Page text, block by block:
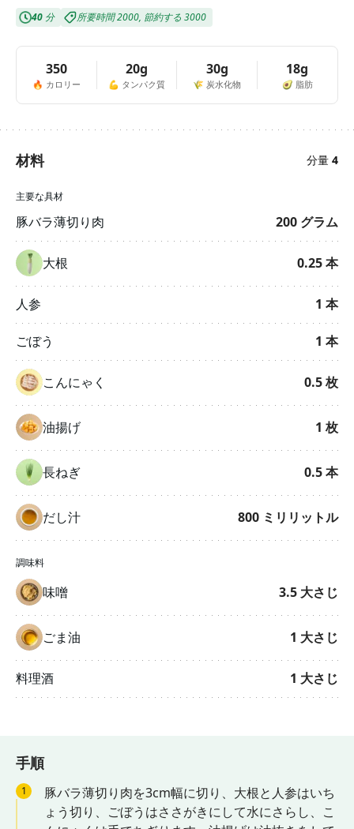
40 分 所要時間2000, 節約する 3000
350
🔥 カロリー
20g
💪 タンパク質
30g
🌾 炭水化物
18g
🥑 脂肪
材料 分量 4
主要な具材
豚バラ薄切り肉 200 グラム
大根 0.25本
人参 1 本
ごぼう 1 本
こんにゃく 0.5枚
油揚げ 1 枚
長ねぎ 0.5本
だし汁 800 ミリリットル
調味料
味噌 3.5 大さじ
ごま油 1 大さじ
料理酒 1 大さじ
手順
1
豚バラ薄切り肉を3cm幅に切り、大根と人参はいち
ょう切り、ごぼうはささがきにして水にさらし、こ